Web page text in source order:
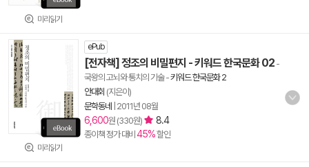
미리읽기
미리읽기
ePub
[전자책] 정조의 비밀편지 - 키워드 한국문화 02 -
국왕의 고뇌와 통치의 기술-키워드 한국문화 2
안대회 (지은이)
문학동네
2011년 08월
6,600원 (330원) 8.4
종이책 정가 대비 45%할인